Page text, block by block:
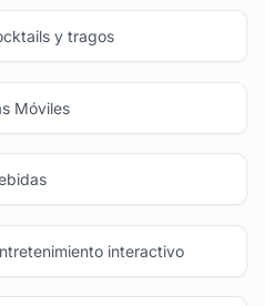
y tragos
Móviles
interactivo